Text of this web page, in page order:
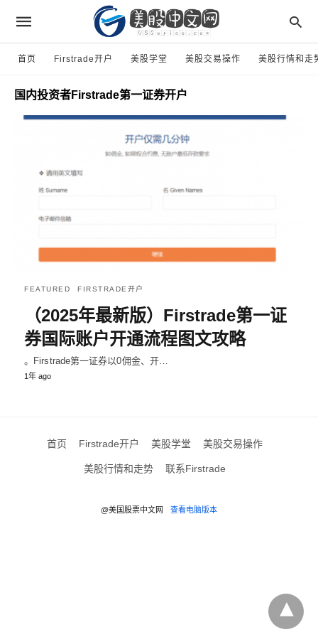
首页 Firstrade开户 美股学堂 美股交易操作 美股行情和走
国内投资者Firstrade第一证券开户
FEATURED FIRSTRADE开户
（2025年最新版）Firstrade第一证
券国际账户开通流程图文攻略
。Firstrade第一证券以0佣金、开…
1年 ago
首页 Firstrade开户 美股学堂 美股交易操作
美股行情和走势 联系Firstrade
@美国股票中文网 查看电脑版本